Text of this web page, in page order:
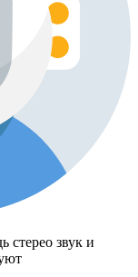
стерео звук и